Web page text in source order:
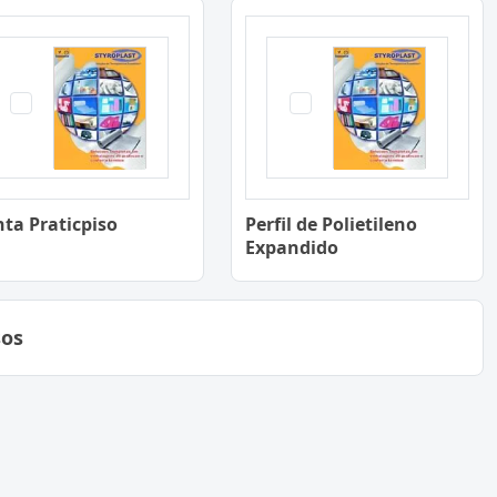
Praticpiso
Perfil de Polietileno
Expandido